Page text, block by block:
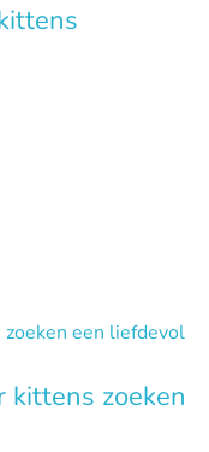
kittens zoeken